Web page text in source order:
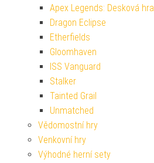
Apex Legends: Desková hra
Dragon Eclipse
Etherfields
Gloomhaven
ISS Vanguard
Stalker
Tainted Grail
Unmatched
Vědomostní hry
Venkovní hry
Výhodné herní sety